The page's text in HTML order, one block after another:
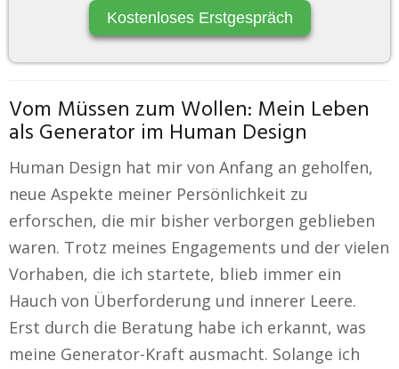
Kostenloses Erstgespräch
Vom Müssen zum Wollen: Mein Leben
als Generator im Human Design
Human Design hat mir von Anfang an geholfen,
neue Aspekte meiner Persönlichkeit zu
erforschen, die mir bisher verborgen geblieben
waren. Trotz meines Engagements und der vielen
Vorhaben, die ich startete, blieb immer ein
Hauch von Überforderung und innerer Leere.
Erst durch die Beratung habe ich erkannt, was
meine Generator-Kraft ausmacht. Solange ich